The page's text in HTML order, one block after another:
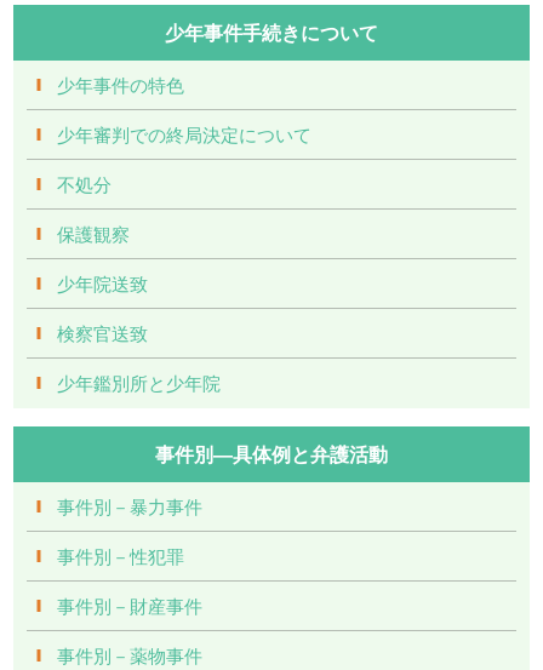
少年事件手続きについて
少年事件の特色
少年審判での終局決定について
不処分
保護観察
少年院送致
検察官送致
少年鑑別所と少年院
事件別―具体例と弁護活動
事件別－暴力事件
事件別－性犯罪
事件別－財産事件
事件別－薬物事件